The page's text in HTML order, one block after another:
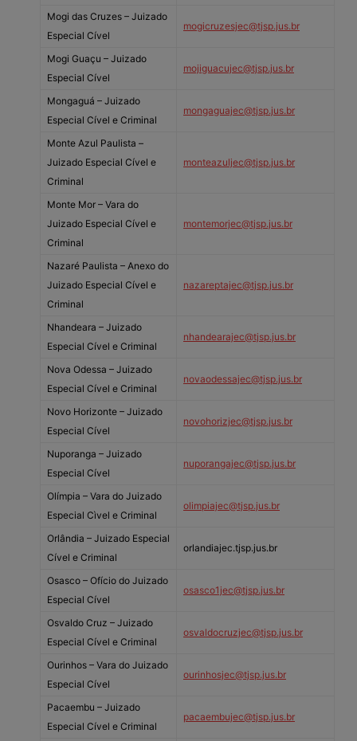
Mogi das Cruzes – Juizado
Especial Cível
mogicruzesjec@tjsp.jus.br
Mogi Guaçu – Juizado
Especial Cível
mojiguacujec@tjsp.jus.br
Mongaguá – Juizado
Especial Cível e Criminal
mongaguajec@tjsp.jus.br
Monte Azul Paulista –
Juizado Especial Cível e
Criminal
monteazuljec@tjsp.jus.br
Monte Mor – Vara do
Juizado Especial Cível e
Criminal
montemorjec@tjsp.jus.br
Nazaré Paulista – Anexo do
Juizado Especial Cível e
Criminal
nazareptajec@tjsp.jus.br
Nhandeara – Juizado
Especial Cível e Criminal
nhandearajec@tjsp.jus.br
Nova Odessa – Juizado
Especial Cível e Criminal
novaodessajec@tjsp.jus.br
Novo Horizonte – Juizado
Especial Cível
novohorizjec@tjsp.jus.br
Nuporanga – Juizado
Especial Cível
nuporangajec@tjsp.jus.br
Olímpia – Vara do Juizado
Especial Cìvel e Criminal
olimpiajec@tjsp.jus.br
Orlândia – Juizado Especial
Cível e Criminal
orlandiajec.tjsp.jus.br
Osasco – Ofício do Juizado
Especial Cível
osasco1jec@tjsp.jus.br
Osvaldo Cruz – Juizado
Especial Cível e Criminal
osvaldocruzjec@tjsp.jus.br
Ourinhos – Vara do Juizado
Especial Cível
ourinhosjec@tjsp.jus.br
Pacaembu – Juizado
Especial Cível e Criminal
pacaembujec@tjsp.jus.br